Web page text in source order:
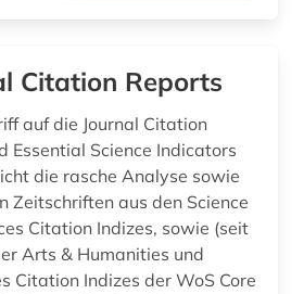
Citation Reports
auf die Journal Citation
Essential Science Indicators
Zeitschriften aus den Science
Citation Indizes, sowie (seit
Arts & Humanities und
Citation Indizes der WoS Core